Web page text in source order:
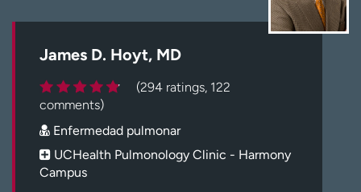
Facturación y precios
Carreras
Inicie sesión en My Health Connection
James D. Hoyt, MD
(294 ratings, 122
comments)
Enfermedad pulmonar
UCHealth Pulmonology Clinic - Harmony
Campus